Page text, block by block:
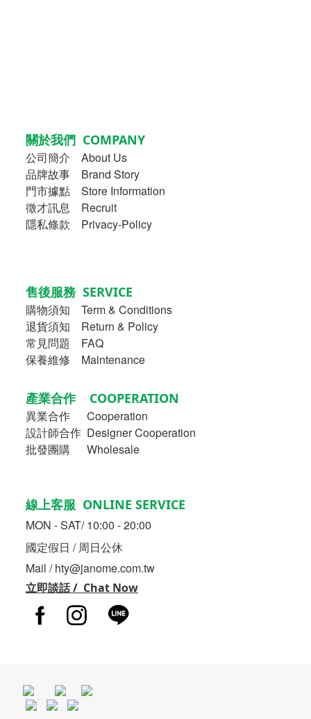
關於我們 COMPANY
公司簡介
About Us
品牌故事
Brand Story
門市據點 Store Information
徵才訊息 Recruit
隱私條款 Privacy-Policy
售後服務 SERVICE
購物須知
Term & Conditions
退貨須知 Return & Policy
常見問題 FAQ
保養維修 Maintenance
產業合作 COOPERATION
異業合作
Cooperation
設計師合作 Designer Cooperation
批發團購 Wholesale
線上客服 ONLINE SERVICE
MON - SAT/ 10:00 - 20:00
國定假日 / 周日公休
Mail / hty@janome.com.tw
立即談話 / Chat Now